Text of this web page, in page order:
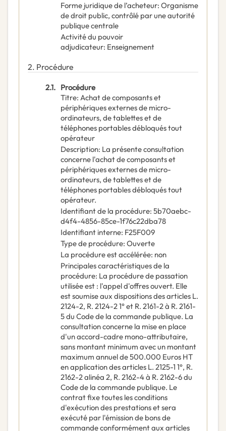
Forme juridique de l’acheteur: Organisme
de droit public, contrôlé par une autorité
publique centrale
Activité du pouvoir
adjudicateur: Enseignement
2. Procédure
2.1. Procédure
Titre: Achat de composants et
périphériques externes de micro-
ordinateurs, de tablettes et de
téléphones portables débloqués tout
opérateur
Description: La présente consultation
concerne l'achat de composants et
périphériques externes de micro-
ordinateurs, de tablettes et de
téléphones portables débloqués tout
opérateur.
Identifiant de la procédure: 5b70aebc-
d4f4-4856-85ce-1f76c22dba78
Identifiant interne: F25F009
Type de procédure: Ouverte
La procédure est accélérée: non
Principales caractéristiques de la
procédure: La procédure de passation
utilisée est : l'appel d'offres ouvert. Elle
est soumise aux dispositions des articles L.
2124-2, R. 2124-2 1° et R. 2161-2 à R. 2161-
5 du Code de la commande publique. La
consultation concerne la mise en place
d'un accord-cadre mono-attributaire,
sans montant minimum avec un montant
maximum annuel de 500.000 Euros HT
en application des articles L. 2125-1 1°, R.
2162-2 alinéa 2, R. 2162-4 à R. 2162-6 du
Code de la commande publique. Le
contrat fixe toutes les conditions
d'exécution des prestations et sera
exécuté par l'émission de bons de
commande conformément aux articles